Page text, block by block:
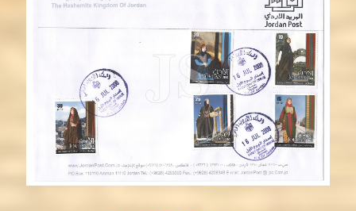
JS
JORDANSTAMPS.COM
EST. 2007